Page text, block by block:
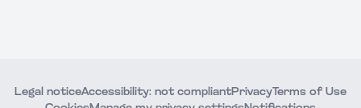
Legal noticeAccessibility: not compliantPrivacyTerms of Use